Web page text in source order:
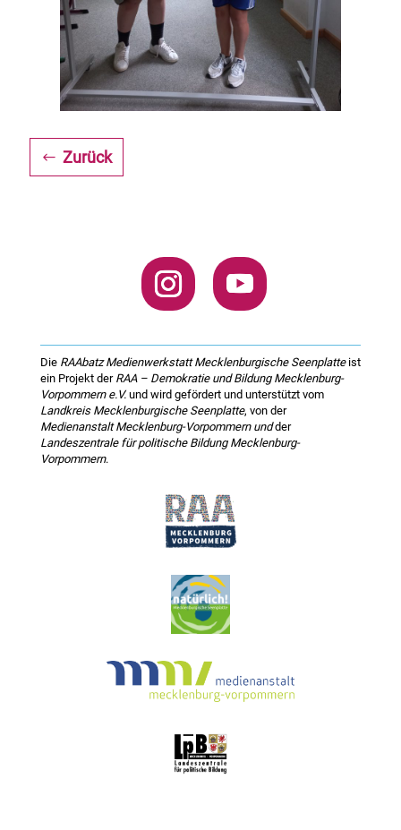
Zurück
Die RAAbatz Medienwerkstatt Mecklenburgische Seenplatteist
ein Projekt der RAA – Demokratie und Bildung Mecklenburg-
Vorpommern e.V.und wird gefördert und unterstützt vom
Landkreis Mecklenburgische Seenplatte, von der
Medienanstalt Mecklenburg-Vorpommern undder
Landeszentrale für politische Bildung Mecklenburg-
Vorpommern.